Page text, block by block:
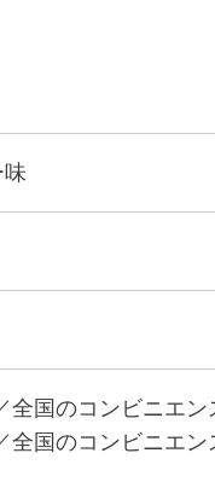
全国のコンビニエン
全国のコンビニエ